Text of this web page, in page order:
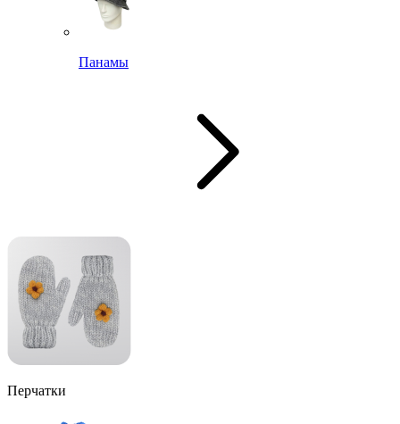
Панамы
Перчатки